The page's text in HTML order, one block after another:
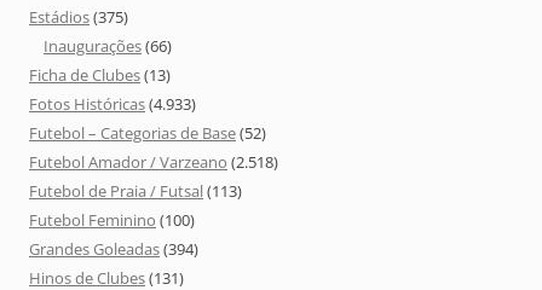
Estádios(375)
Inaugurações(66)
Ficha de Clubes(13)
Fotos Históricas(4.933)
Futebol – Categorias de Base(52)
Futebol Amador / Varzeano (2.518)
Futebol de Praia / Futsal(113)
Futebol Feminino (100)
Grandes Goleadas(394)
Hinos de Clubes(131)